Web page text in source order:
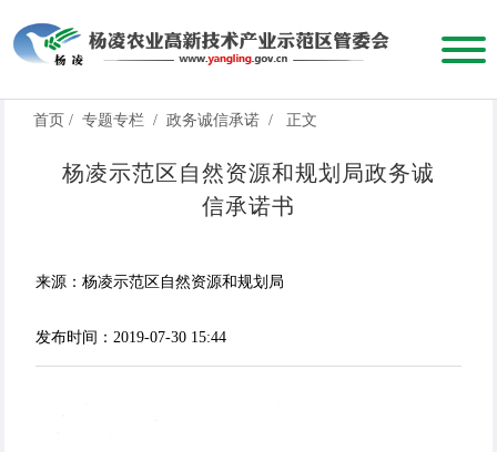
首页 / 专题专栏 / 政务诚信承诺 / 正文
杨凌示范区自然资源和规划局政务诚
信承诺书
来源：杨凌示范区自然资源和规划局
发布时间：2019-07-30 15:44